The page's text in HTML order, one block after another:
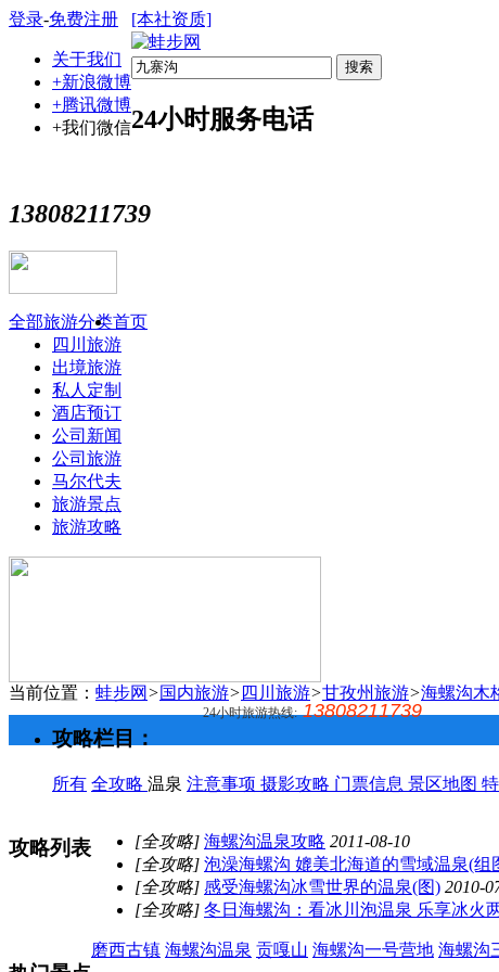
登录-免费注册
关于我们
+新浪微博
+腾讯微博
+我们微信
[本社资质]
搜索
24小时服务电话
13808211739
全部旅游分类首页
四川旅游
出境旅游
私人定制
酒店预订
公司新闻
公司旅游
马尔代夫
旅游景点
旅游攻略
当前位置： 蛙步网 >国内旅游> 四川旅游>甘孜州旅游>海螺沟木
攻略栏目：
所有 全攻略 温泉 注意事项 摄影攻略 门票信息 景区地图
攻略列表 [全攻略] 海螺沟温泉攻略 2011-08-10
[全攻略] 泡澡海螺沟 媲美北海道的雪域温泉(组
[全攻略] 感受海螺沟冰雪世界的温泉(图) 2010-
[全攻略] 冬日海螺沟：看冰川泡温泉 乐享冰火
磨西古镇 海螺沟温泉 贡嘎山 海螺沟一号营地 海螺沟
24小时旅游热线: 13808211739